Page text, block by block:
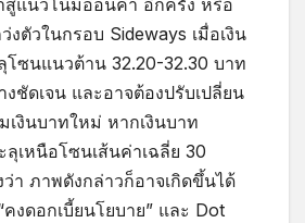
สู่แนวโน้มอ่อนค่า อีกครั้ง หรือ
งตัวในกรอบ Sideways เมื่อเงิน
ซนแนวต้าน 32.20-32.30 บาท
ชัดเจน และอาจต้องปรับเปลี่ยน
งินบาทใหม่ หากเงินบาท
เหนือโซนเส้นค่าเฉลี่ย 30
า ภาพดังกล่าวก็อาจเกิดขึ้นได้
งดอกเบี้ยนโยบาย” และ Dot